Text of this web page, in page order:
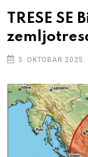
TRESE
3. OKTOBAR 2025.